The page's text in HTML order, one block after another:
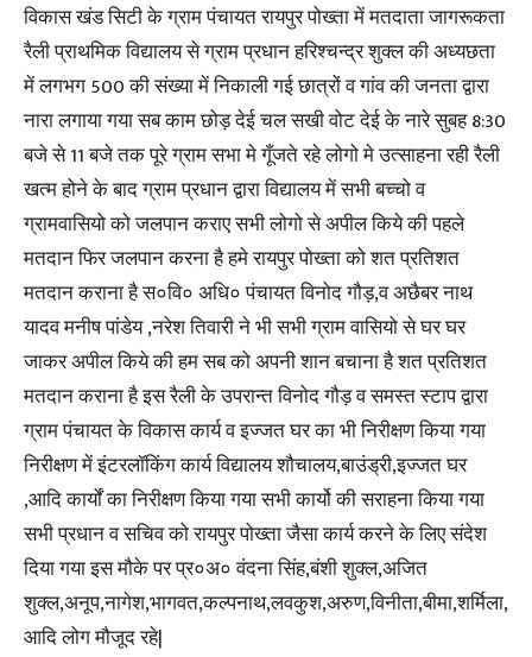
विकास खंड सिटी के ग्राम पंचायत रायपुर पोख्ता में मतदाता जागरूकता
रैली प्राथमिक विद्यालय से ग्राम प्रधान हरिश्चन्द्र शुक्ल की अध्यछता
में लगभग 500 की संख्या में निकाली गई छात्रों व गांव की जनता द्वारा
नारा लगाया गया सब काम छोड़ देई चल सखी वोट देई के नारे सुबह 8:30
बजे से 11 बजे तक पूरे ग्राम सभा मे गूँजते रहे लोगो मे उत्साहना रही रैली
खत्म होने के बाद ग्राम प्रधान द्वारा विद्यालय में सभी बच्चो व
ग्रामवासियो को जलपान कराए सभी लोगो से अपील किये की पहले
मतदान फिर जलपान करना है हमे रायपुर पोख्ता को शत प्रतिशत
मतदान कराना है स०वि० अधि० पंचायत विनोद गौड़,व अछैबर नाथ
यादव मनीष पांडेय ,नरेश तिवारी ने भी सभी ग्राम वासियो से घर घर
जाकर अपील किये की हम सब को अपनी शान बचाना है शत प्रतिशत
मतदान कराना है इस रैली के उपरान्त विनोद गौड़ व समस्त स्टाप द्वारा
ग्राम पंचायत के विकास कार्य व इज्जत घर का भी निरीक्षण किया गया
निरीक्षण में इंटरलॉकिंग कार्य विद्यालय शौचालय,बाउंड्री,इज्जत घर
,आदि कार्यों का निरीक्षण किया गया सभी कार्यो की सराहना किया गया
सभी प्रधान व सचिव को रायपुर पोख्ता जैसा कार्य करने के लिए संदेश
दिया गया इस मौके पर प्र०अ० वंदना सिंह,बंशी शुक्ल,अजित
शुक्ल,अनूप,नागेश,भागवत,कल्पनाथ,लवकुश,अरुण,विनीता,बीमा,शर्मिला,
आदि लोग मौजूद रहे|